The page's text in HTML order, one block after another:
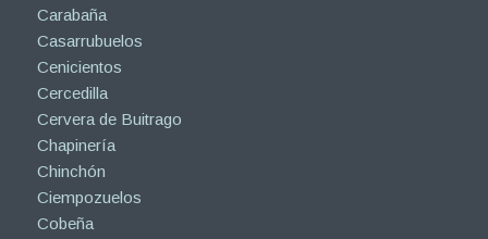
Carabaña
Casarrubuelos
Cenicientos
Cercedilla
Cervera de Buitrago
Chapinería
Chinchón
Ciempozuelos
Cobeña